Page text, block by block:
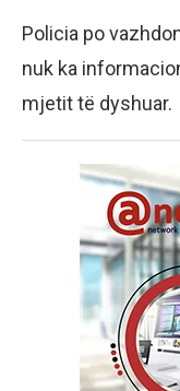
Policia po
nuk ka
mjetit të dyshuar.